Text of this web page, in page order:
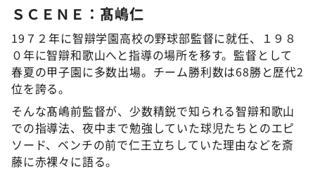
ＳＣＥＮＥ：髙嶋仁
19７２年に智辯学園高校の野球部監督に就任、１９８
０年に智辯和歌山へと指導の場所を移す。監督として
春夏の甲子園に多数出場。チーム勝利数は68勝と歴代2
位を誇る。
そんな髙嶋前監督が、少数精鋭で知られる智辯和歌山
での指導法、夜中まで勉強していた球児たちとのエピ
ソード、ベンチの前で仁王立ちしていた理由などを斎
藤に赤裸々に語る。